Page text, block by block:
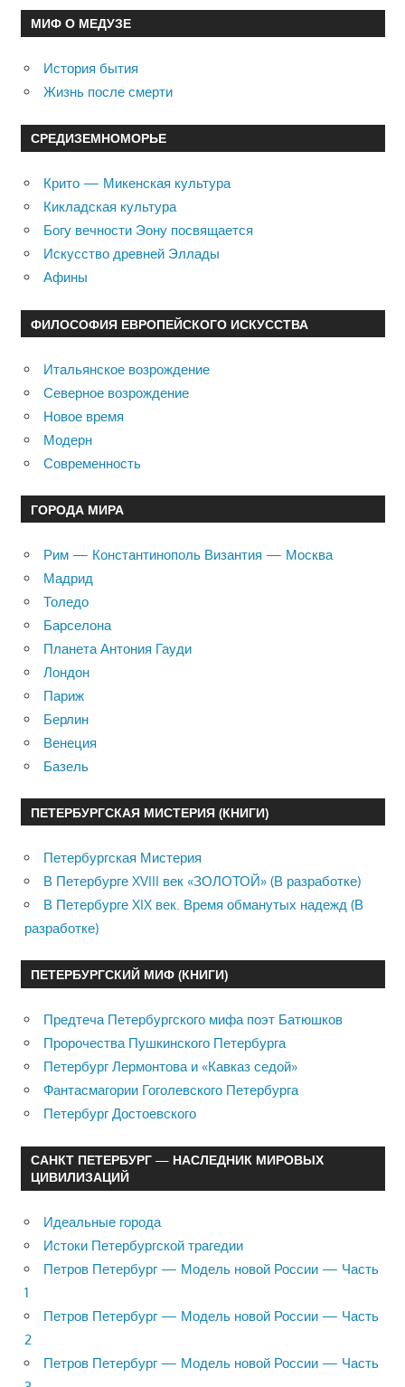
МИФ О МЕДУЗЕ
История бытия
Жизнь после смерти
СРЕДИЗЕМНОМОРЬЕ
Крито — Микенская культура
Кикладская культура
Богу вечности Эону посвящается
Искусство древней Эллады
Афины
ФИЛОСОФИЯ ЕВРОПЕЙСКОГО ИСКУССТВА
Итальянское возрождение
Северное возрождение
Новое время
Модерн
Современность
ГОРОДА МИРА
Рим — Константинополь Византия — Москва
Мадрид
Толедо
Барселона
Планета Антония Гауди
Лондон
Париж
Берлин
Венеция
Базель
ПЕТЕРБУРГСКАЯ МИСТЕРИЯ (КНИГИ)
Петербургская Мистерия
В Петербурге XVIII век «ЗОЛОТОЙ» (В разработке)
В Петербурге XIX век. Время обманутых надежд (В
разработке)
ПЕТЕРБУРГСКИЙ МИФ (КНИГИ)
Предтеча Петербургского мифа поэт Батюшков
Пророчества Пушкинского Петербурга
Петербург Лермонтова и «Кавказ седой»
Фантасмагории Гоголевского Петербурга
Петербург Достоевского
САНКТ ПЕТЕРБУРГ — НАСЛЕДНИК МИРОВЫХ
ЦИВИЛИЗАЦИЙ
Идеальные города
Истоки Петербургской трагедии
Петров Петербург — Модель новой России — Часть
1
Петров Петербург — Модель новой России — Часть
2
Петров Петербург — Модель новой России — Часть